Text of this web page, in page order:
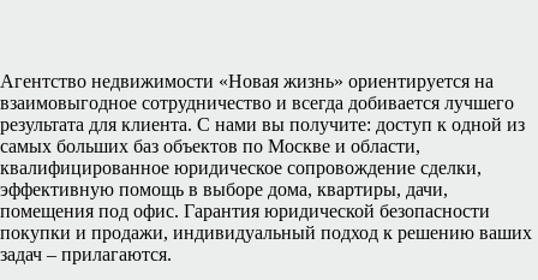
Агентство недвижимости «Новая жизнь» ориентируется на
взаимовыгодное сотрудничество и всегда добивается лучшего
результата для клиента. С нами вы получите: доступ к одной из
самых больших баз объектов по Москве и области,
квалифицированное юридическое сопровождение сделки,
эффективную помощь в выборе дома, квартиры, дачи,
помещения под офис. Гарантия юридической безопасности
покупки и продажи, индивидуальный подход к решению ваших
задач – прилагаются.